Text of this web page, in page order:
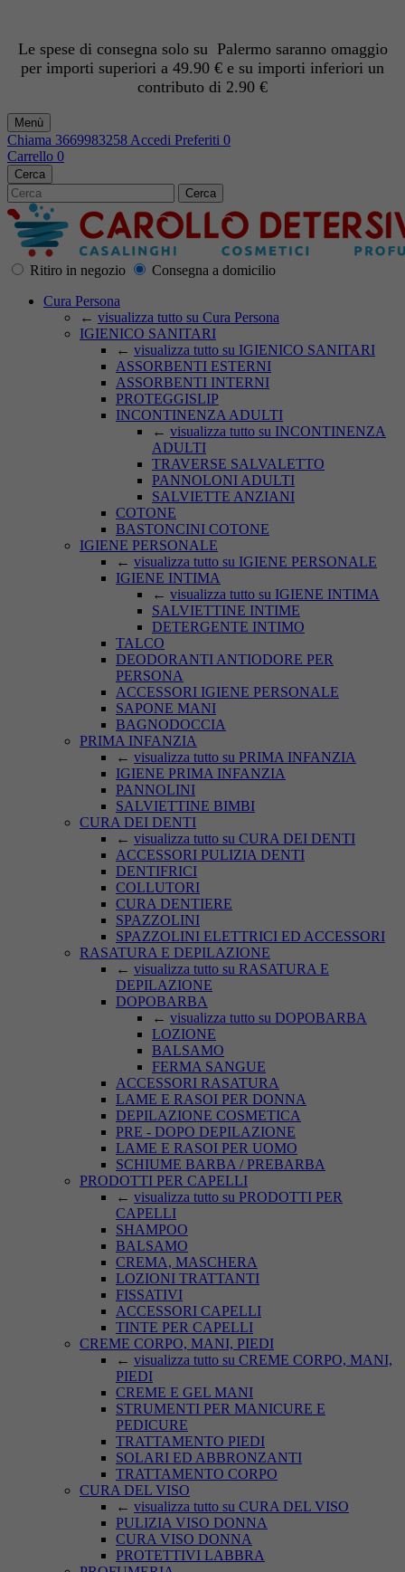
Le spese di consegna solo su Palermo saranno omaggio
per importi superiori a 49.90 € e su importi inferiori un
contributo di 2.90 €
Menù
Chiama 3669983258 Accedi Preferiti 0
Carrello 0
Cerca
Cerca
Ritiro in negozio
Consegna a domicilio
Cura Persona
← visualizza tutto su Cura Persona
IGIENICO SANITARI
← visualizza tutto su IGIENICO SANITARI
ASSORBENTI ESTERNI
ASSORBENTI INTERNI
PROTEGGISLIP
INCONTINENZA ADULTI
← visualizza tutto su INCONTINENZA
ADULTI
TRAVERSE SALVALETTO
PANNOLONI ADULTI
SALVIETTE ANZIANI
COTONE
BASTONCINI COTONE
IGIENE PERSONALE
← visualizza tutto su IGIENE PERSONALE
IGIENE INTIMA
← visualizza tutto su IGIENE INTIMA
SALVIETTINE INTIME
DETERGENTE INTIMO
TALCO
DEODORANTI ANTIODORE PER
PERSONA
ACCESSORI IGIENE PERSONALE
SAPONE MANI
BAGNODOCCIA
PRIMA INFANZIA
← visualizza tutto su PRIMA INFANZIA
IGIENE PRIMA INFANZIA
PANNOLINI
SALVIETTINE BIMBI
CURA DEI DENTI
← visualizza tutto su CURA DEI DENTI
ACCESSORI PULIZIA DENTI
DENTIFRICI
COLLUTORI
CURA DENTIERE
SPAZZOLINI
SPAZZOLINI ELETTRICI ED ACCESSORI
RASATURA E DEPILAZIONE
← visualizza tutto su RASATURA E
DEPILAZIONE
DOPOBARBA
← visualizza tutto su DOPOBARBA
LOZIONE
BALSAMO
FERMA SANGUE
ACCESSORI RASATURA
LAME E RASOI PER DONNA
DEPILAZIONE COSMETICA
PRE - DOPO DEPILAZIONE
LAME E RASOI PER UOMO
SCHIUME BARBA / PREBARBA
PRODOTTI PER CAPELLI
← visualizza tutto su PRODOTTI PER
CAPELLI
SHAMPOO
BALSAMO
CREMA, MASCHERA
LOZIONI TRATTANTI
FISSATIVI
ACCESSORI CAPELLI
TINTE PER CAPELLI
CREME CORPO, MANI, PIEDI
← visualizza tutto su CREME CORPO, MANI,
PIEDI
CREME E GEL MANI
STRUMENTI PER MANICURE E
PEDICURE
TRATTAMENTO PIEDI
SOLARI ED ABBRONZANTI
TRATTAMENTO CORPO
CURA DEL VISO
← visualizza tutto su CURA DEL VISO
PULIZIA VISO DONNA
CURA VISO DONNA
PROTETTIVI LABBRA